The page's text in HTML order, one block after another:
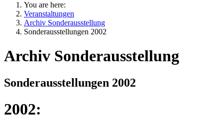
You are here:
Veranstaltungen
Archiv Sonderausstellung
Sonderausstellungen 2002
Archiv Sonderausstellung
Sonderausstellungen 2002
2002: